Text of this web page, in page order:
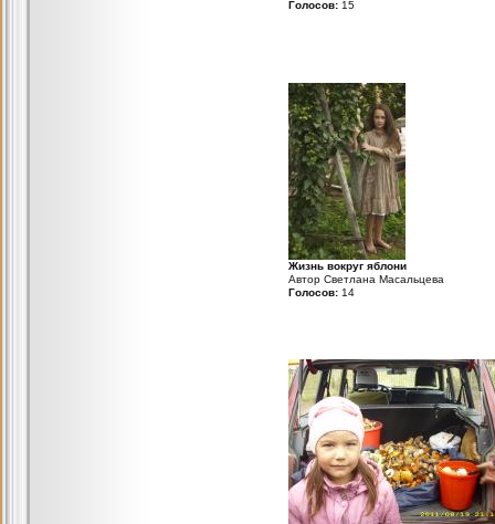
Голосов: 15
Жизнь вокруг яблони
Автор Светлана Масальцева
Голосов: 14